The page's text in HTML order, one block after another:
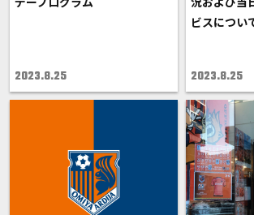
2023.8.25
ビスについ
2023.8.25